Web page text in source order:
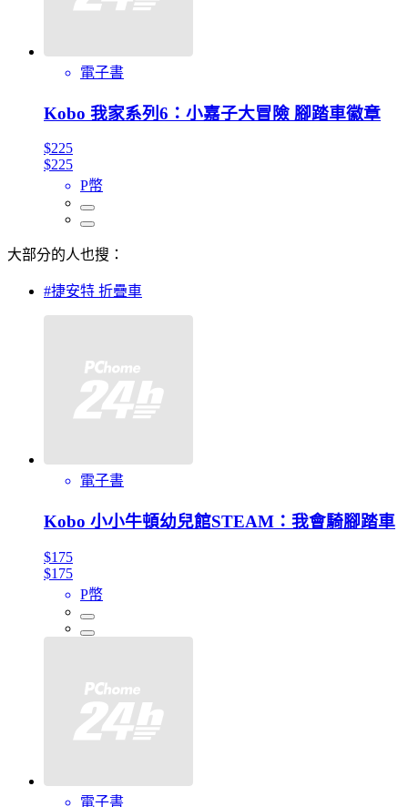
電子書
Kobo 我家系列6：小嘉子大冒險 腳踏車徽章
$225
$225
P幣
大部分的人也搜：
#捷安特 折疊車
電子書
Kobo 小小牛頓幼兒館STEAM：我會騎腳踏車
$175
$175
P幣
電子書